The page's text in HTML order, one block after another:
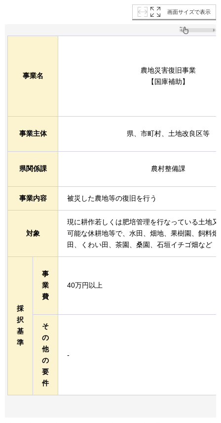
画面サイズで表示
事業名
農地災害復旧事業
【国庫補助】
事業主体 県、市町村、土地改良区等
県関係課 農村整備課
事業内容 被災した農地等の復旧を行う
対象
現に耕作若しくは肥培管理を行なっている土地
可能な休耕地等で、水田、畑地、果樹園、飼料
田、くわい田、茶園、桑園、石垣イチゴ畑など
採
択
基
準
事
業
費
40万円以上
そ
の
他
の
要
件
-